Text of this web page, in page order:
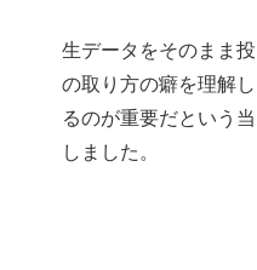
生データをそのまま
の取り方の癖を理解
るのが重要だという
しました。